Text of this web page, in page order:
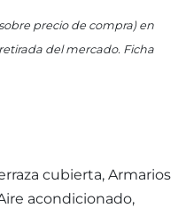
precio de compra) en
del mercado. Ficha
cubierta, Armarios
acondicionado,